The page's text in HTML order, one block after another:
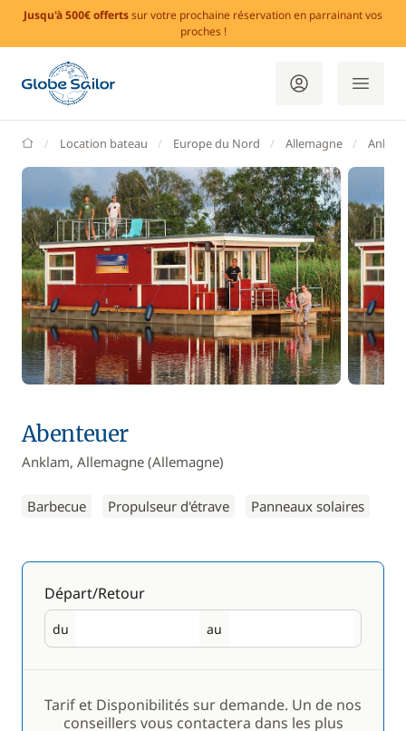
Jusqu'à 500€ offertssur votre prochaine réservation en parrainant vos
proches !
GlobeSailor
Location bateau Europe du Nord Allemagne
Abenteuer
Anklam, Allemagne (Allemagne)
Barbecue Propulseur d'étrave Panneaux solaires
Départ/Retour
du
Départ au
Retour
Tarif et Disponibilités sur demande. Un de nos
conseillers vous contactera dans les plus